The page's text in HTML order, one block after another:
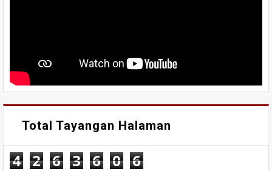
Total Tayangan Halaman
4 2 6 3 6 0 6